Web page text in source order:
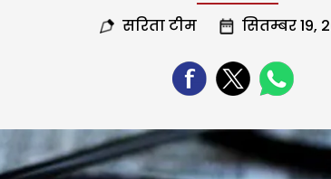
सरिता टीम सितम्बर 19,